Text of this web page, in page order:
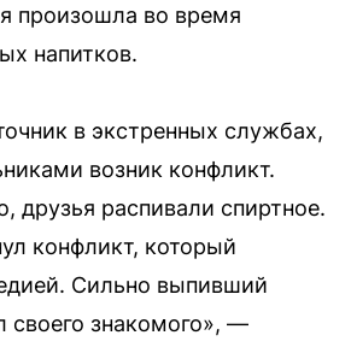
произошла во время
напитков.
в экстренных службах,
возник конфликт.
друзья распивали спиртное.
конфликт, который
Сильно выпивший
своего знакомого», —